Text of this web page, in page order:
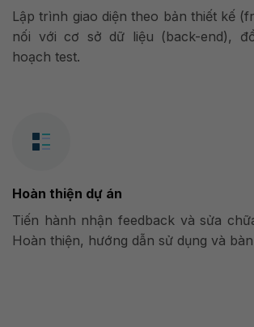
Lập trình giao diện theo bản thiết kế
nối với cơ sở dữ liệu (back-end),
hoạch test.
Hoàn thiện dự án
Tiến hành nhận feedback và sửa
Hoàn thiện, hướng dẫn sử dụng và